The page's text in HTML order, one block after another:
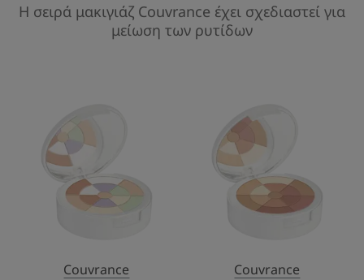
Η σειρά μακιγιάζ Couvrance έχει σχεδιαστεί για
μείωση των ρυτίδων
φωτεινότητας
Couvrance
Πούδρα
για
Φυσικό
Couvrance